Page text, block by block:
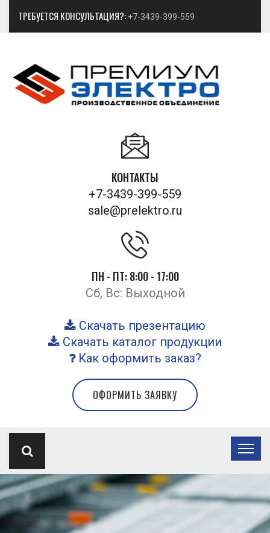
ТРЕБУЕТСЯ КОНСУЛЬТАЦИЯ?: +7-3439-399-559
КОНТАКТЫ
+7-3439-399-559
sale@prelektro.ru
ПН - ПТ: 8:00 - 17:00
Сб, Вс: Выходной
Скачать презентацию
Скачать каталог продукции
Как оформить заказ?
ОФОРМИТЬ ЗАЯВКУ